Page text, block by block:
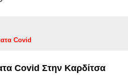
Covid
Covid Στην Καρδίτσα